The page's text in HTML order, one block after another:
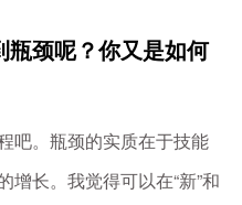
颈呢？你又是如何
吧。瓶颈的实质在于技能
长。我觉得可以在“新”和